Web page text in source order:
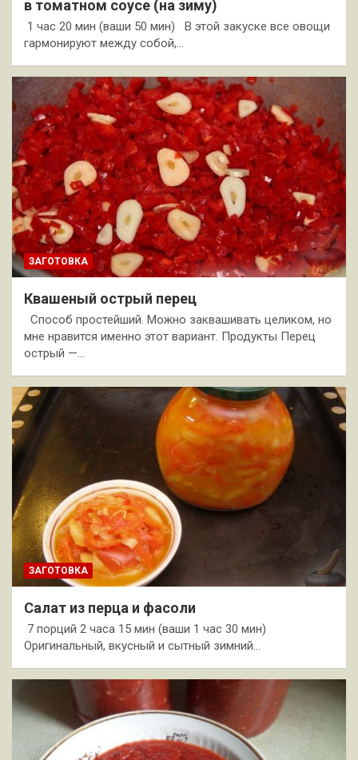
в томатном соусе (на зиму)
1 час 20 мин (ваши 50 мин) В этой закуске все овощи
гармонируют между собой,…
ЗАГОТОВКА
Квашеный острый перец
Способ простейший. Можно заквашивать целиком, но
мне нравится именно этот вариант. Продукты Перец
острый —…
ЗАГОТОВКА
Салат из перца и фасоли
7 порций 2 часа 15 мин (ваши 1 час 30 мин)
Оригинальный, вкусный и сытный зимний…